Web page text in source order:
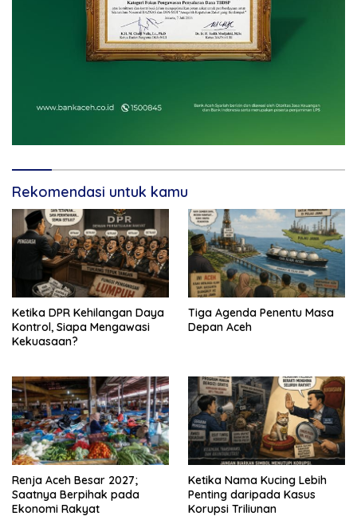
Rekomendasi untuk kamu
Ketika DPR Kehilangan Daya
Kontrol, Siapa Mengawasi
Kekuasaan?
Tiga Agenda Penentu Masa
Depan Aceh
Renja Aceh Besar 2027;
Saatnya Berpihak pada
Ekonomi Rakyat
Ketika Nama Kucing Lebih
Penting daripada Kasus
Korupsi Triliunan